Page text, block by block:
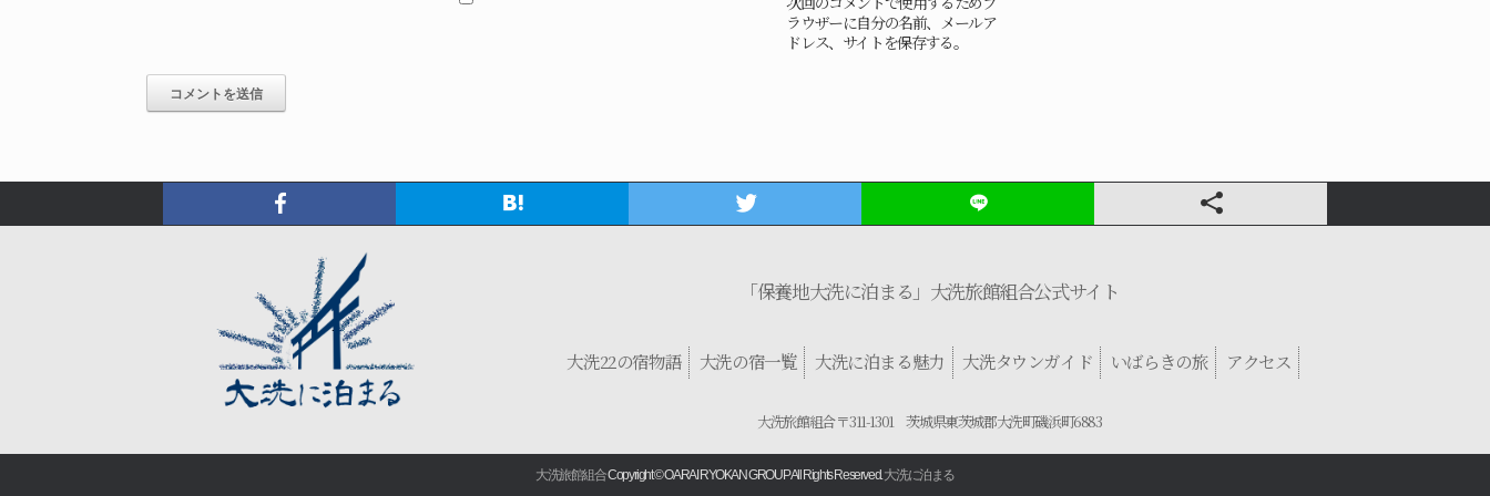
ラウザーに自分の名前、メールア
ドレス、サイトを保存する。
「保養地大洗に泊まる」大洗旅館組合公式サイト
大洗22の宿物語 大洗の宿一覧 大洗に泊まる魅力 大洗タウンガイド いばらきの旅 アクセス
大洗旅館組合 〒311-1301 茨城県東茨城郡大洗町磯浜町6883
大洗旅館組合Copyright © OARAI RYOKAN GROUP All Rights Reserved. 大洗に泊まる